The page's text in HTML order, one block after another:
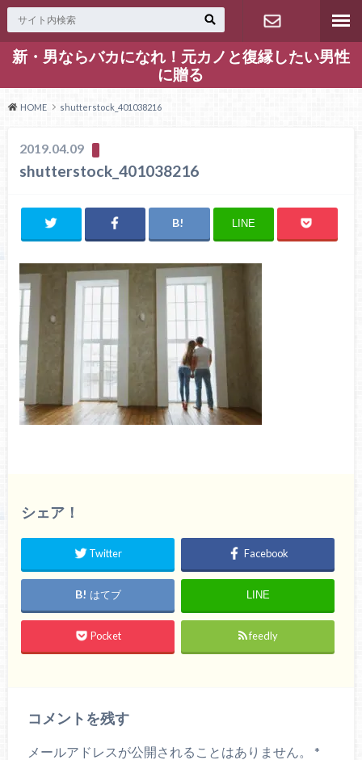
新・男ならバカになれ！元カノと復縁したい男性
に贈る
お問い合わ
HOME shutterstock_401038216
2019.04.09
shutterstock_401038216
LINE
シェア！
Twitter Facebook
はてブ LINE
Pocket feedly
コメントを残す
メールアドレスが公開されることはありません。
*